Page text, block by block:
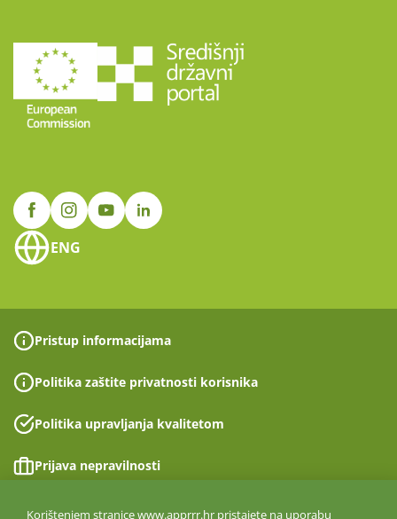
ENG
Pristup informacijama
Politika zaštite privatnosti korisnika
Politika upravljanja kvalitetom
Prijava nepravilnosti
Izjava o pristupačnosti
Korištenjem stranice www.apprrr.hr pristajete na uporabu